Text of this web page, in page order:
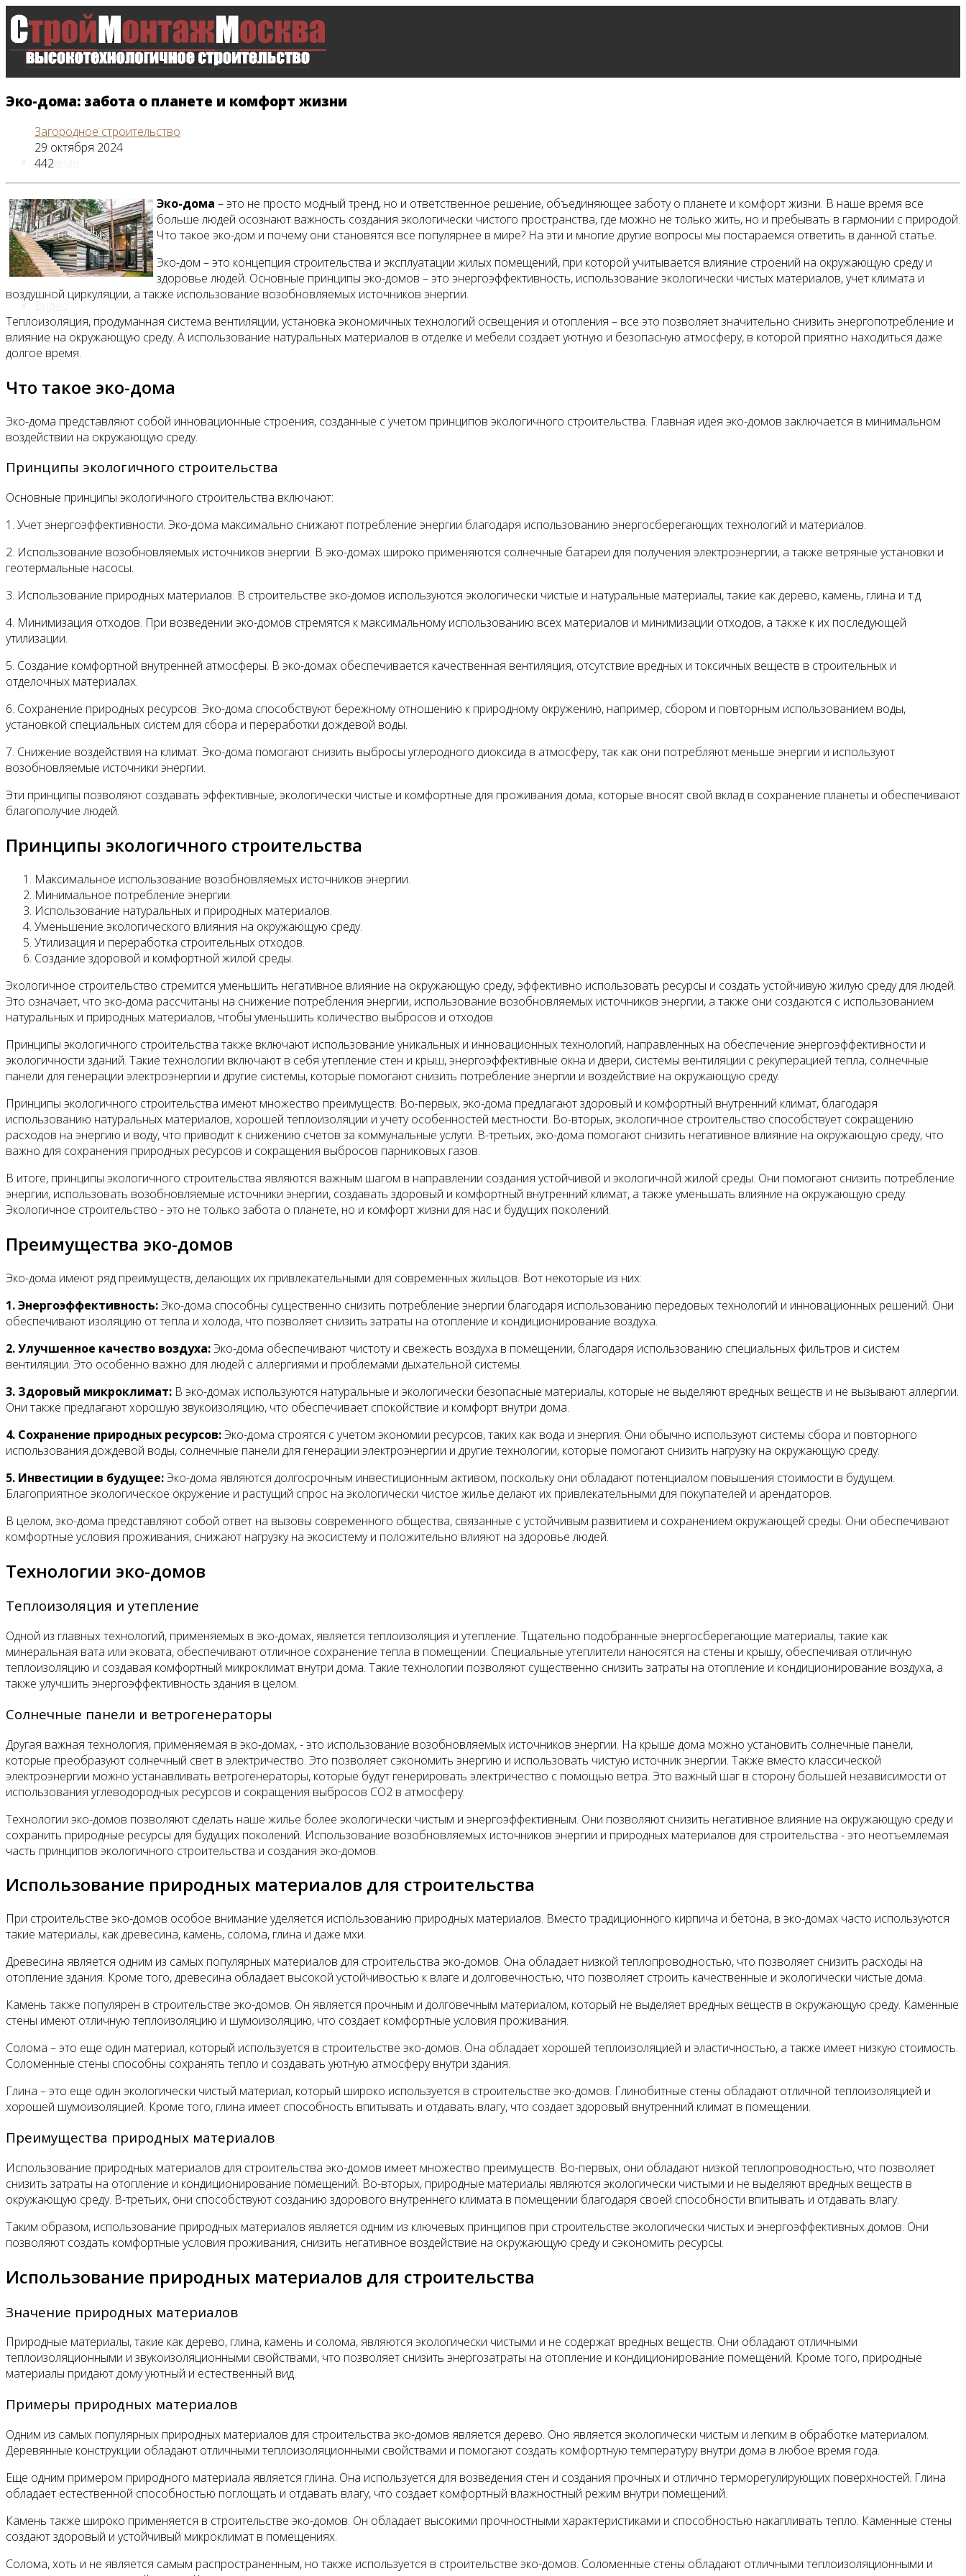
Главная
Все новости
Эко-дома: забота о планете и комфорт жизни
Загородное строительство
29 октября 2024
442
Эко-дома – это не просто модный тренд, но и ответственное решение, объединяющее заботу о планете и комфорт жизни. В наше время все
больше людей осознают важность создания экологически чистого пространства, где можно не только жить, но и пребывать в гармонии с природой.
Что такое эко-дом и почему они становятся все популярнее в мире? На эти и многие другие вопросы мы постараемся ответить в данной статье.
Эко-дом – это концепция строительства и эксплуатации жилых помещений, при которой учитывается влияние строений на окружающую среду и
здоровье людей. Основные принципы эко-домов – это энергоэффективность, использование экологически чистых материалов, учет климата и
воздушной циркуляции, а также использование возобновляемых источников энергии.
Теплоизоляция, продуманная система вентиляции, установка экономичных технологий освещения и отопления – все это позволяет значительно снизить энергопотребление и
влияние на окружающую среду. А использование натуральных материалов в отделке и мебели создает уютную и безопасную атмосферу, в которой приятно находиться даже
долгое время.
Что такое эко-дома
Эко-дома представляют собой инновационные строения, созданные с учетом принципов экологичного строительства. Главная идея эко-домов заключается в минимальном
воздействии на окружающую среду.
Принципы экологичного строительства
Основные принципы экологичного строительства включают:
1. Учет энергоэффективности. Эко-дома максимально снижают потребление энергии благодаря использованию энергосберегающих технологий и материалов.
2. Использование возобновляемых источников энергии. В эко-домах широко применяются солнечные батареи для получения электроэнергии, а также ветряные установки и
геотермальные насосы.
3. Использование природных материалов. В строительстве эко-домов используются экологически чистые и натуральные материалы, такие как дерево, камень, глина и т.д.
4. Минимизация отходов. При возведении эко-домов стремятся к максимальному использованию всех материалов и минимизации отходов, а также к их последующей
утилизации.
5. Создание комфортной внутренней атмосферы. В эко-домах обеспечивается качественная вентиляция, отсутствие вредных и токсичных веществ в строительных и
отделочных материалах.
6. Сохранение природных ресурсов. Эко-дома способствуют бережному отношению к природному окружению, например, сбором и повторным использованием воды,
установкой специальных систем для сбора и переработки дождевой воды.
7. Снижение воздействия на климат. Эко-дома помогают снизить выбросы углеродного диоксида в атмосферу, так как они потребляют меньше энергии и используют
возобновляемые источники энергии.
Эти принципы позволяют создавать эффективные, экологически чистые и комфортные для проживания дома, которые вносят свой вклад в сохранение планеты и обеспечивают
благополучие людей.
Принципы экологичного строительства
Максимальное использование возобновляемых источников энергии.
Минимальное потребление энергии.
Использование натуральных и природных материалов.
Уменьшение экологического влияния на окружающую среду.
Утилизация и переработка строительных отходов.
Создание здоровой и комфортной жилой среды.
Экологичное строительство стремится уменьшить негативное влияние на окружающую среду, эффективно использовать ресурсы и создать устойчивую жилую среду для людей.
Это означает, что эко-дома рассчитаны на снижение потребления энергии, использование возобновляемых источников энергии, а также они создаются с использованием
натуральных и природных материалов, чтобы уменьшить количество выбросов и отходов.
Принципы экологичного строительства также включают использование уникальных и инновационных технологий, направленных на обеспечение энергоэффективности и
экологичности зданий. Такие технологии включают в себя утепление стен и крыш, энергоэффективные окна и двери, системы вентиляции с рекуперацией тепла, солнечные
панели для генерации электроэнергии и другие системы, которые помогают снизить потребление энергии и воздействие на окружающую среду.
Принципы экологичного строительства имеют множество преимуществ. Во-первых, эко-дома предлагают здоровый и комфортный внутренний климат, благодаря
использованию натуральных материалов, хорошей теплоизоляции и учету особенностей местности. Во-вторых, экологичное строительство способствует сокращению
расходов на энергию и воду, что приводит к снижению счетов за коммунальные услуги. В-третьих, эко-дома помогают снизить негативное влияние на окружающую среду, что
важно для сохранения природных ресурсов и сокращения выбросов парниковых газов.
В итоге, принципы экологичного строительства являются важным шагом в направлении создания устойчивой и экологичной жилой среды. Они помогают снизить потребление
энергии, использовать возобновляемые источники энергии, создавать здоровый и комфортный внутренний климат, а также уменьшать влияние на окружающую среду.
Экологичное строительство - это не только забота о планете, но и комфорт жизни для нас и будущих поколений.
Преимущества эко-домов
Эко-дома имеют ряд преимуществ, делающих их привлекательными для современных жильцов. Вот некоторые из них:
1. Энергоэффективность:Эко-дома способны существенно снизить потребление энергии благодаря использованию передовых технологий и инновационных решений. Они
обеспечивают изоляцию от тепла и холода, что позволяет снизить затраты на отопление и кондиционирование воздуха.
2. Улучшенное качество воздуха:Эко-дома обеспечивают чистоту и свежесть воздуха в помещении, благодаря использованию специальных фильтров и систем
вентиляции. Это особенно важно для людей с аллергиями и проблемами дыхательной системы.
3. Здоровый микроклимат: В эко-домах используются натуральные и экологически безопасные материалы, которые не выделяют вредных веществ и не вызывают аллергии.
Они также предлагают хорошую звукоизоляцию, что обеспечивает спокойствие и комфорт внутри дома.
4. Сохранение природных ресурсов:Эко-дома строятся с учетом экономии ресурсов, таких как вода и энергия. Они обычно используют системы сбора и повторного
использования дождевой воды, солнечные панели для генерации электроэнергии и другие технологии, которые помогают снизить нагрузку на окружающую среду.
5. Инвестиции в будущее:Эко-дома являются долгосрочным инвестиционным активом, поскольку они обладают потенциалом повышения стоимости в будущем.
Благоприятное экологическое окружение и растущий спрос на экологически чистое жилье делают их привлекательными для покупателей и арендаторов.
В целом, эко-дома представляют собой ответ на вызовы современного общества, связанные с устойчивым развитием и сохранением окружающей среды. Они обеспечивают
комфортные условия проживания, снижают нагрузку на экосистему и положительно влияют на здоровье людей.
Технологии эко-домов
Теплоизоляция и утепление
Одной из главных технологий, применяемых в эко-домах, является теплоизоляция и утепление. Тщательно подобранные энергосберегающие материалы, такие как
минеральная вата или эковата, обеспечивают отличное сохранение тепла в помещении. Специальные утеплители наносятся на стены и крышу, обеспечивая отличную
теплоизоляцию и создавая комфортный микроклимат внутри дома. Такие технологии позволяют существенно снизить затраты на отопление и кондиционирование воздуха, а
также улучшить энергоэффективность здания в целом.
Солнечные панели и ветрогенераторы
Другая важная технология, применяемая в эко-домах, - это использование возобновляемых источников энергии. На крыше дома можно установить солнечные панели,
которые преобразуют солнечный свет в электричество. Это позволяет сэкономить энергию и использовать чистую источник энергии. Также вместо классической
электроэнергии можно устанавливать ветрогенераторы, которые будут генерировать электричество с помощью ветра. Это важный шаг в сторону большей независимости от
использования углеводородных ресурсов и сокращения выбросов СО2 в атмосферу.
Технологии эко-домов позволяют сделать наше жилье более экологически чистым и энергоэффективным. Они позволяют снизить негативное влияние на окружающую среду и
сохранить природные ресурсы для будущих поколений. Использование возобновляемых источников энергии и природных материалов для строительства - это неотъемлемая
часть принципов экологичного строительства и создания эко-домов.
Использование природных материалов для строительства
При строительстве эко-домов особое внимание уделяется использованию природных материалов. Вместо традиционного кирпича и бетона, в эко-домах часто используются
такие материалы, как древесина, камень, солома, глина и даже мхи.
Древесина является одним из самых популярных материалов для строительства эко-домов. Она обладает низкой теплопроводностью, что позволяет снизить расходы на
отопление здания. Кроме того, древесина обладает высокой устойчивостью к влаге и долговечностью, что позволяет строить качественные и экологически чистые дома.
Камень также популярен в строительстве эко-домов. Он является прочным и долговечным материалом, который не выделяет вредных веществ в окружающую среду. Каменные
стены имеют отличную теплоизоляцию и шумоизоляцию, что создает комфортные условия проживания.
Солома – это еще один материал, который используется в строительстве эко-домов. Она обладает хорошей теплоизоляцией и эластичностью, а также имеет низкую стоимость.
Соломенные стены способны сохранять тепло и создавать уютную атмосферу внутри здания.
Глина – это еще один экологически чистый материал, который широко используется в строительстве эко-домов. Глинобитные стены обладают отличной теплоизоляцией и
хорошей шумоизоляцией. Кроме того, глина имеет способность впитывать и отдавать влагу, что создает здоровый внутренний климат в помещении.
Преимущества природных материалов
Использование природных материалов для строительства эко-домов имеет множество преимуществ. Во-первых, они обладают низкой теплопроводностью, что позволяет
снизить затраты на отопление и кондиционирование помещений. Во-вторых, природные материалы являются экологически чистыми и не выделяют вредных веществ в
окружающую среду. В-третьих, они способствуют созданию здорового внутреннего климата в помещении благодаря своей способности впитывать и отдавать влагу.
Таким образом, использование природных материалов является одним из ключевых принципов при строительстве экологически чистых и энергоэффективных домов. Они
позволяют создать комфортные условия проживания, снизить негативное воздействие на окружающую среду и сэкономить ресурсы.
Использование природных материалов для строительства
Значение природных материалов
Природные материалы, такие как дерево, глина, камень и солома, являются экологически чистыми и не содержат вредных веществ. Они обладают отличными
теплоизоляционными и звукоизоляционными свойствами, что позволяет снизить энергозатраты на отопление и кондиционирование помещений. Кроме того, природные
материалы придают дому уютный и естественный вид.
Примеры природных материалов
Одним из самых популярных природных материалов для строительства эко-домов является дерево. Оно является экологически чистым и легким в обработке материалом.
Деревянные конструкции обладают отличными теплоизоляционными свойствами и помогают создать комфортную температуру внутри дома в любое время года.
Еще одним примером природного материала является глина. Она используется для возведения стен и создания прочных и отлично терморегулирующих поверхностей. Глина
обладает естественной способностью поглощать и отдавать влагу, что создает комфортный влажностный режим внутри помещений.
Камень также широко применяется в строительстве эко-домов. Он обладает высокими прочностными характеристиками и способностью накапливать тепло. Каменные стены
создают здоровый и устойчивый микроклимат в помещениях.
Солома, хоть и не является самым распространенным, но также используется в строительстве эко-домов. Соломенные стены обладают отличными теплоизоляционными и